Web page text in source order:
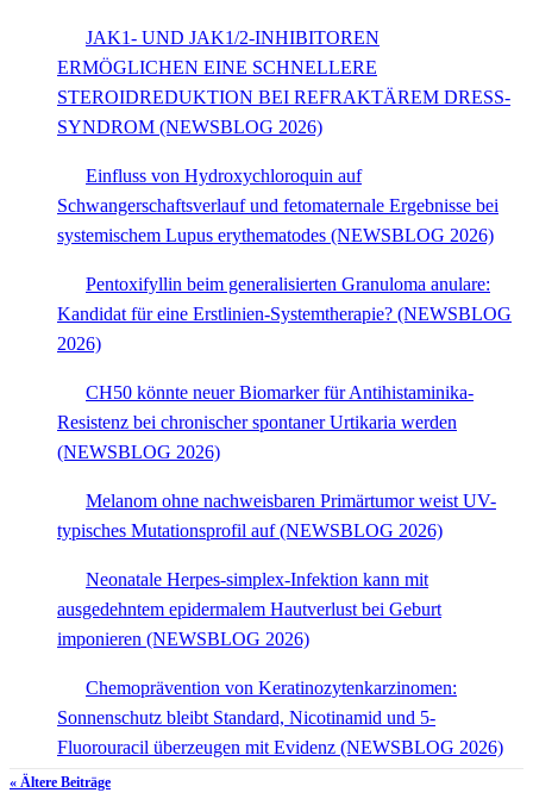
JAK1- UND JAK1/2-INHIBITOREN
ERMÖGLICHEN EINE SCHNELLERE
STEROIDREDUKTION BEI REFRAKTÄREM DRESS-
SYNDROM (NEWSBLOG 2026)
Einfluss von Hydroxychloroquin auf
Schwangerschaftsverlauf und fetomaternale Ergebnisse bei
systemischem Lupus erythematodes (NEWSBLOG 2026)
Pentoxifyllin beim generalisierten Granuloma anulare:
Kandidat für eine Erstlinien-Systemtherapie? (NEWSBLOG
2026)
CH50 könnte neuer Biomarker für Antihistaminika-
Resistenz bei chronischer spontaner Urtikaria werden
(NEWSBLOG 2026)
Melanom ohne nachweisbaren Primärtumor weist UV-
typisches Mutationsprofil auf (NEWSBLOG 2026)
Neonatale Herpes-simplex-Infektion kann mit
ausgedehntem epidermalem Hautverlust bei Geburt
imponieren (NEWSBLOG 2026)
Chemoprävention von Keratinozytenkarzinomen:
Sonnenschutz bleibt Standard, Nicotinamid und 5-
Fluorouracil überzeugen mit Evidenz (NEWSBLOG 2026)
« Ältere Beiträge